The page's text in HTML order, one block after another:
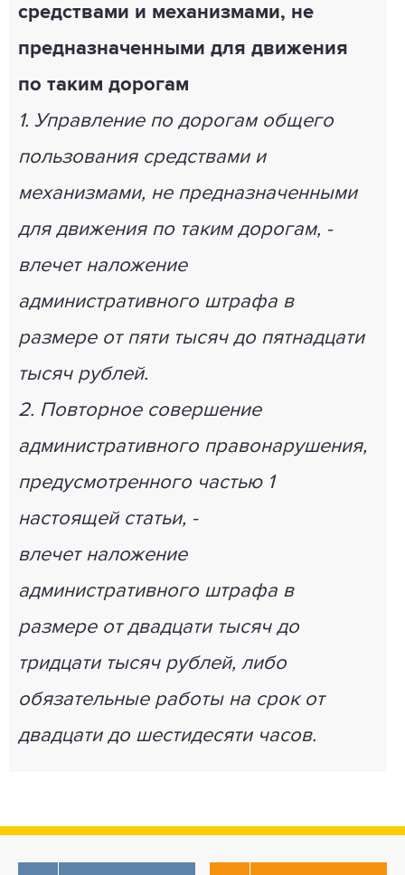
средствами и механизмами, не
предназначенными для движения
по таким дорогам
1. Управление по дорогам общего
пользования средствами и
механизмами, не предназначенными
для движения по таким дорогам, -
влечет наложение
административного штрафа в
размере от пяти тысяч до пятнадцати
тысяч рублей.
2. Повторное совершение
административного правонарушения,
предусмотренного частью 1
настоящей статьи, -
влечет наложение
административного штрафа в
размере от двадцати тысяч до
тридцати тысяч рублей, либо
обязательные работы на срок от
двадцати до шестидесяти часов.